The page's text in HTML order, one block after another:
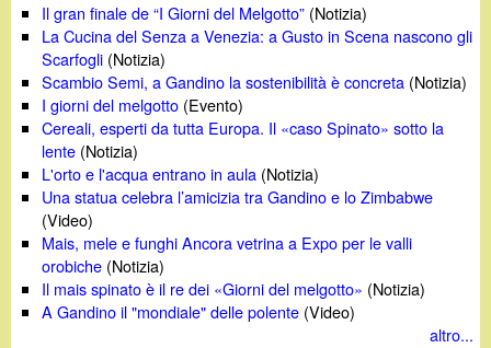
Il gran finale de “I Giorni del Melgotto” (Notizia)
La Cucina del Senza a Venezia: a Gusto in Scena nascono gli
Scarfogli (Notizia)
Scambio Semi, a Gandino la sostenibilità è concreta (Notizia)
I giorni del melgotto (Evento)
Cereali, esperti da tutta Europa. Il «caso Spinato» sotto la
lente (Notizia)
L'orto e l'acqua entrano in aula (Notizia)
Una statua celebra l’amicizia tra Gandino e lo Zimbabwe
(Video)
Mais, mele e funghi Ancora vetrina a Expo per le valli
orobiche (Notizia)
Il mais spinato è il re dei «Giorni del melgotto» (Notizia)
A Gandino il "mondiale" delle polente (Video)
altro...